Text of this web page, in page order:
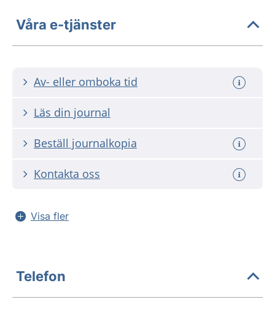
Våra e-tjänster
Av- eller omboka tid
Läs din journal
Beställ journalkopia
Kontakta oss
Visa fler
Telefon